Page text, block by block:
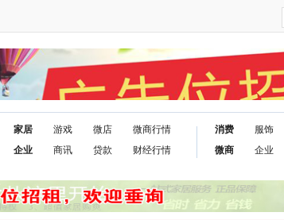
家居
企业
游戏
商讯
微店
贷款
微商行情
财经行情
消费
微商
服饰
企业